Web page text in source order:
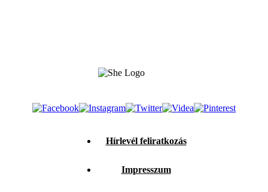
Hírlevél feliratkozás
Impresszum